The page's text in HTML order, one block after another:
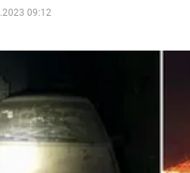
Ukrainie
09:12